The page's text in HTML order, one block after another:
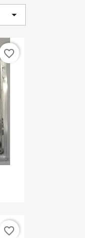

favorite_border
favorite_border